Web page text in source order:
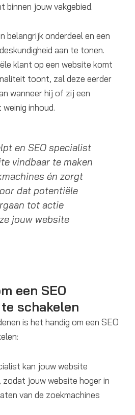
binnen jouw vakgebied.
belangrijk onderdeel en een
aan te tonen.
klant op een website komt
toont, zal deze eerder
wanneer hij of zij een
inhoud.
en SEO specialist
vindbaar te maken
én zorgt
dat potentiële
tot actie
jouw website
een SEO
schakelen
is het handig om een SEO
kan jouw website
zodat jouw website hoger in
van de zoekmachines